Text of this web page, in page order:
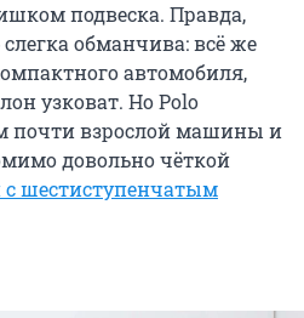
подвеска. Правда,
обманчива: всё же
автомобиля,
узковат. Но Polo
почти взрослой машины и
довольно чёткой
с шестиступенчатым